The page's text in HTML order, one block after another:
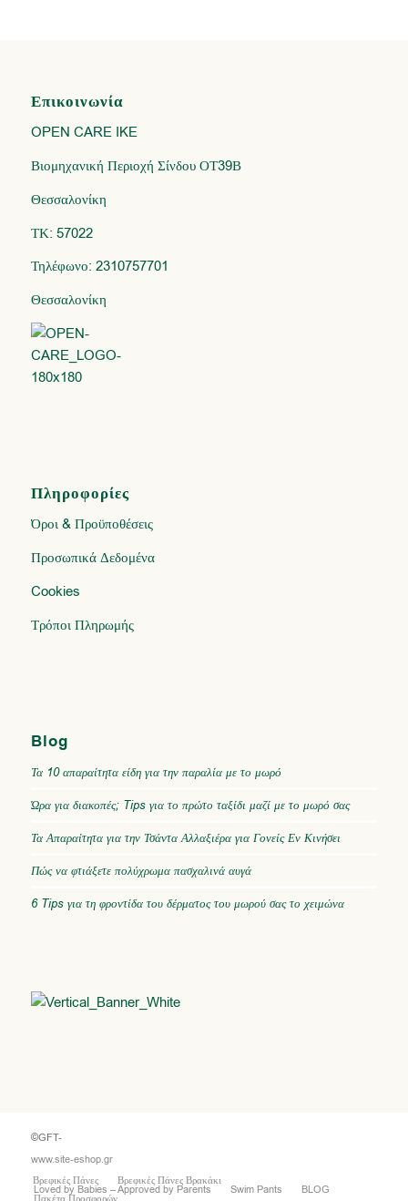
Επικοινωνία
OPEN CARE IKE
Βιομηχανική Περιοχή Σίνδου ΟΤ39Β
Θεσσαλονίκη
ΤΚ: 57022
Τηλέφωνο: 2310757701
Θεσσαλονίκη
Πληροφορίες
Όροι & Προϋποθέσεις
Προσωπικά Δεδομένα
Cookies
Τρόποι Πληρωμής
Blog
Τα 10 απαραίτητα είδη για την παραλία με το μωρό
Ώρα για διακοπές; Tips για το πρώτο ταξίδι μαζί με το μωρό σας
Τα Απαραίτητα για την Τσάντα Αλλαξιέρα για Γονείς Εν Κινήσει
Πώς να φτιάξετε πολύχρωμα πασχαλινά αυγά
6 Tips για τη φροντίδα του δέρματος του μωρού σας το χειμώνα
©GFT-
www.site-eshop.gr
Βρεφικές Πάνες
Βρεφικές Πάνες Βρακάκι
Loved by Babies – Approved by Parents Swim Pants BLOG
Πακέτα Προσφορών